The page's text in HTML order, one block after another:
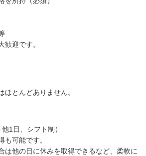
歓迎です。
ほとんどありません。
1日、シフト制）
も可能です。
は他の日に休みを取得できるなど、柔軟に